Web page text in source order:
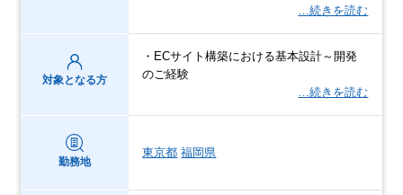
…続きを読む
対象となる方
・ECサイト構築における基本設計～開発
のご経験
…続きを読む
勤務地
東京都 福岡県